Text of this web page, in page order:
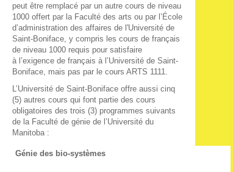
peut être remplacé par un autre cours de niveau
1000 offert par la Faculté des arts ou par l’École
d’administration des affaires de l'Université de
Saint-Boniface, y compris les cours de français
de niveau 1000 requis pour satisfaire
à l’exigence de français à l’Université de Saint-
Boniface, mais pas par le cours ARTS 1111.
L’Université de Saint-Boniface offre aussi cinq
(5) autres cours qui font partie des cours
obligatoires des trois (3) programmes suivants
de la Faculté de génie de l’Université du
Manitoba :
Génie des bio-systèmes